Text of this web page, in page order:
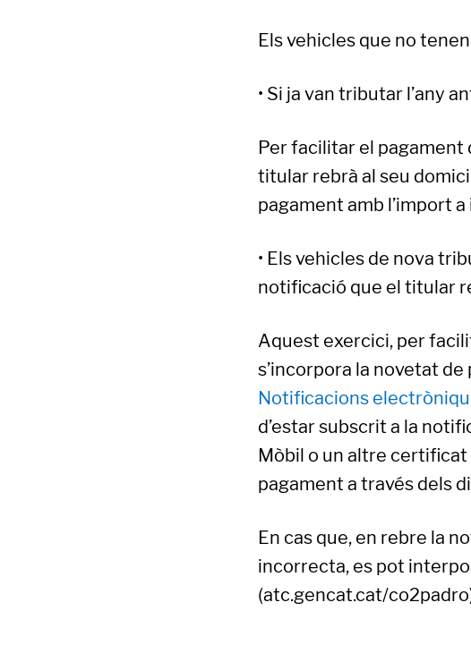
Els vehicles que no
• Si ja van tributar l’any
Per facilitar el pagament
titular rebrà al seu
pagament amb l’import a
• Els vehicles de nova
notificació que el titular
Aquest exercici, per
s’incorpora la novetat
Notificacions
d’estar subscrit a la
Mòbil o un altre
pagament a través dels
En cas que, en rebre la
incorrecta, es pot
(atc.gencat.cat/